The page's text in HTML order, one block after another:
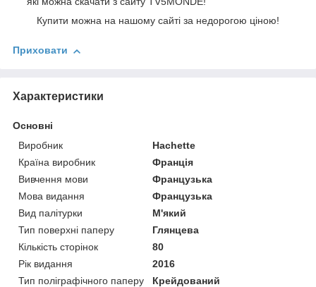
Купити можна на нашому сайті за недорогою ціною!
Приховати
Характеристики
Основні
Виробник
Hachette
Країна виробник
Франція
Вивчення мови
Французька
Мова видання
Французька
Вид палітурки
М'який
Тип поверхні паперу
Глянцева
Кількість сторінок
80
Рік видання
2016
Тип поліграфічного паперу
Крейдований